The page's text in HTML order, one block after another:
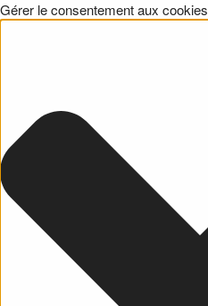
Gérer le consentement aux cookies